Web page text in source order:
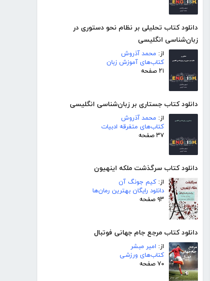
دانلود کتاب تحلیلی بر نظام نحو دستوری در
زبان‌شناسی انگلیسی
از: محمد آذروش
کتاب‌های آموزش زبان
۲۱ صفحه
دانلود کتاب جستاری بر زبان‌شناسی انگلیسی
از: محمد آذروش
کتاب‌های متفرقه ادبیات
۳۷ صفحه
دانلود کتاب سرگذشت ملکه اینهیون
از: کیم جونگ آن
دانلود رایگان بهترین رمان‌ها
۹۳ صفحه
دانلود کتاب مرجع جام جهانی فوتبال
از: امیر مبشر
کتاب‌های ورزشی
۷۰ صفحه